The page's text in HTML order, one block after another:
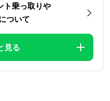
ト乗っ取りや
ついて
見る